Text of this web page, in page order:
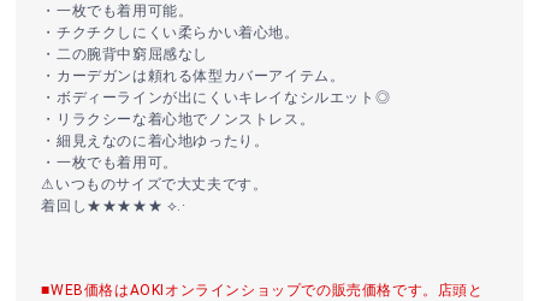
・一枚でも着用可能。
・チクチクしにくい柔らかい着心地。
・二の腕背中窮屈感なし
・カーデガンは頼れる体型カバーアイテム。
・ボディーラインが出にくいキレイなシルエット◎
・リラクシーな着心地でノンストレス。
・細見えなのに着心地ゆったり。
・一枚でも着用可。
⚠︎いつものサイズで大丈夫です。
着回し★★★★★ ⟡.·
■WEB価格はAOKIオンラインショップでの販売価格です。店頭と